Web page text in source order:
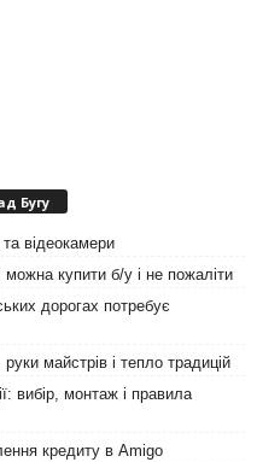
Бугу
відеокамери
купити б/у і не пожаліти
дорогах потребує
майстрів і тепло традицій
вибір, монтаж і правила
кредиту в Amigo